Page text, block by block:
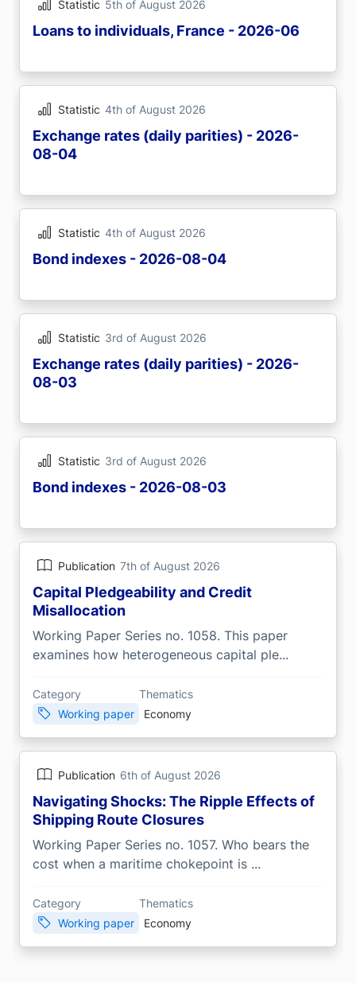
Statistic 5th of August 2026
Loans to individuals, France - 2026-06
Statistic 4th of August 2026
Exchange rates (daily parities) - 2026-
08-04
Statistic 4th of August 2026
Bond indexes - 2026-08-04
Statistic 3rd of August 2026
Exchange rates (daily parities) - 2026-
08-03
Statistic 3rd of August 2026
Bond indexes - 2026-08-03
Publication 7th of August 2026
Capital Pledgeability and Credit
Misallocation
Working Paper Series no. 1058. This paper
examines how heterogeneous capital ple...
Category
Working paper
Thematics
Economy
Publication 6th of August 2026
Navigating Shocks: The Ripple Effects of
Shipping Route Closures
Working Paper Series no. 1057. Who bears the
cost when a maritime chokepoint is ...
Category
Working paper
Thematics
Economy